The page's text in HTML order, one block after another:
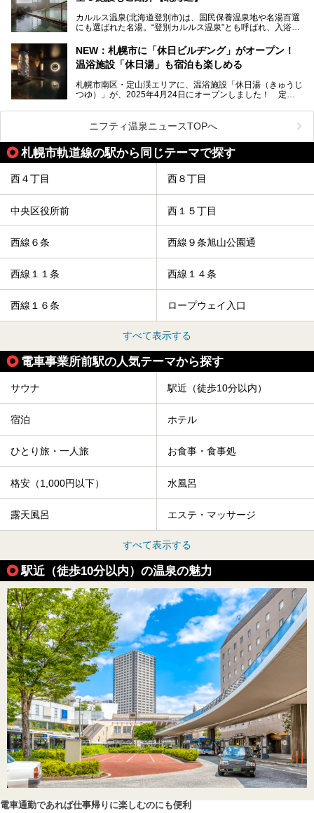
の温泉や料理をはじめ、パブリックスペース・客室など宿の
全貌を徹底的にご紹介します！
カルルス温泉(北海道登別市)は、国民保養温泉地や名湯百選
にも選ばれた名湯。“登別カルルス温泉”とも呼ばれ、入浴剤
豊かな登別温泉とは対照的な存在で、今も湯治場的な要素が
残る閑静な温泉地です。
地体験し、カルルス温泉をご紹介。温泉地の概要や泉質解説
をはじめ、日帰り入浴可能な全３施設の紹介・周辺観光・ア
NEW：札幌市に「休日ビルヂング」がオープン！
温浴施設「休日湯」も宿泊も楽しめる
札幌市南区・定山渓エリアに、温浴施設「休日湯（きゅうじ
つゆ）」が、2025年4月24日にオープンしました！ 定山
この施設は、温泉・サウナの「休日湯」・ラウンジの「THE
LOUNGE DAYOF」・グルメ「休日洋麺店」・ホテル「エク
スクラメーションホテル」で構成された、まさに大人の癒し
空間。
今回は、そんな「休日ビルヂング」の魅力を5つのポイント
ニフティ温泉ニュースTOPへ
札幌市軌道線の駅から同じテーマで探す
西４丁目 西８丁目
中央区役所前 西１５丁目
西線６条 西線９条旭山公園通
西線１１条 西線１４条
西線１６条 ロープウェイ入口
すべて表示する
電車事業所前駅の人気テーマから探す
サウナ 駅近（徒歩10分以内）
宿泊 ホテル
ひとり旅・一人旅 お食事・食事処
格安（1,000円以下） 水風呂
露天風呂 エステ・マッサージ
すべて表示する
駅近（徒歩10分以内）の温泉の魅力
電車通勤であれば仕事帰りに楽しむのにも便利